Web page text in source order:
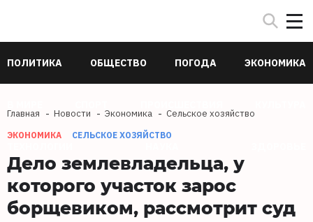
ПОЛИТИКА ОБЩЕСТВО ПОГОДА ЭКОНОМИКА
Главная Новости Экономика Сельское хозяйство
ЭКОНОМИКА СЕЛЬСКОЕ ХОЗЯЙСТВО
Дело землевладельца, у
которого участок зарос
борщевиком, рассмотрит суд